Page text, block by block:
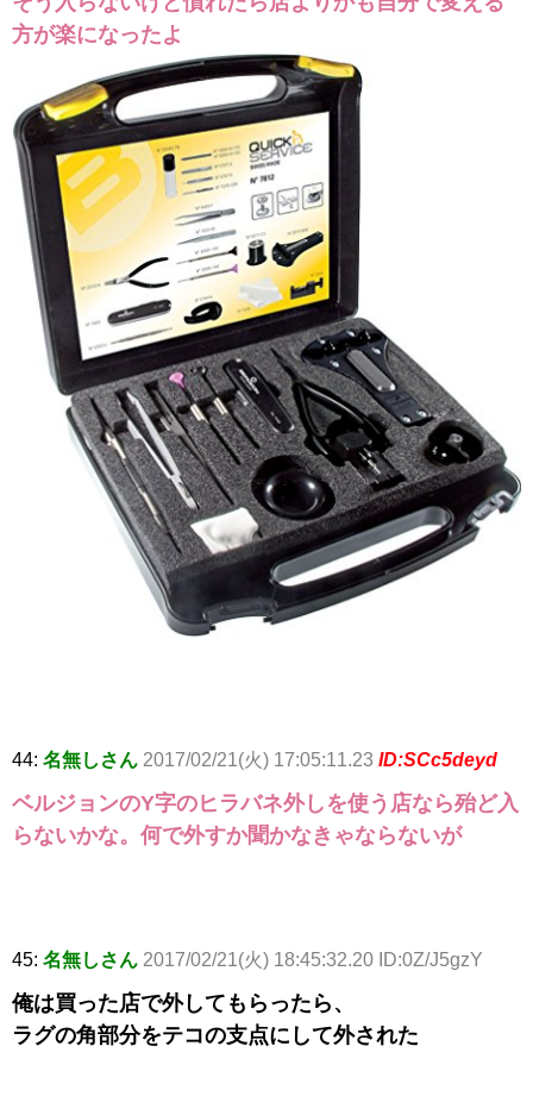
方が楽になったよ
44: 名無しさん 2017/02/21(火) 17:05:11.23 ID:SCc5deyd
ベルジョンのY字のヒラバネ外しを使う店なら殆ど入
らないかな。何で外すか聞かなきゃならないが
45: 名無しさん 2017/02/21(火) 18:45:32.20 ID:0Z/J5gzY
俺は買った店で外してもらったら、
ラグの角部分をテコの支点にして外された